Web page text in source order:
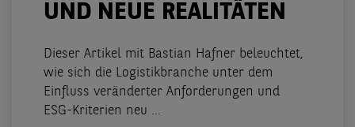
UND NEUE REALITÄTEN
Dieser Artikel mit Bastian Hafner beleuchtet,
wie sich die Logistikbranche unter dem
Einfluss veränderter Anforderungen und
ESG-Kriterien neu ...